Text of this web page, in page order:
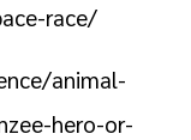
race/
animal-
hero-or-